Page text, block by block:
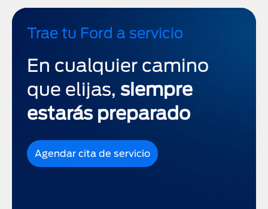
Trae tu Ford a servicio
En cualquier camino
que elijas, siempre
estarás preparado
Agendar cita de servicio